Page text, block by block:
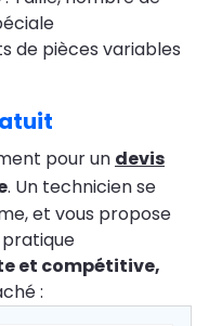
de pièces variables
pour un devis
. Un technicien se
et vous propose
pratique
et compétitive,
: